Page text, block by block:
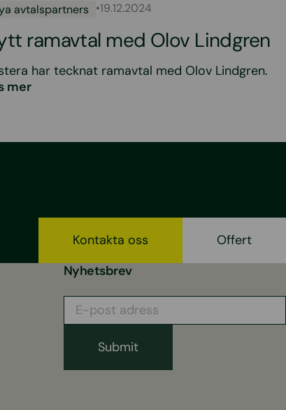
avtalspartners •19.12.2024
ramavtal med Olov Lindgren
har tecknat ramavtal med Olov Lindgren.
mer
Kontakta oss
Offert
Nyhetsbrev
E-
post